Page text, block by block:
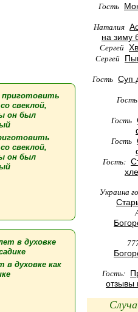
свеклой,
он был
в духовке как
Гость
Наталия
на зиму
Сергей
Сергей
Гость Суп
Гость
Гость
Гость
Гость:
Украина
Гость:
отзывы